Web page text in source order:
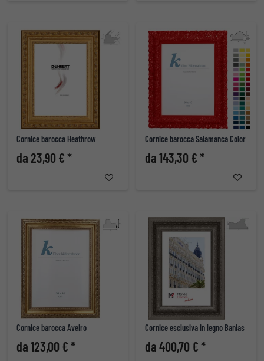
Cornice barocca Heathrow
da 23,90 € *
Cornice barocca Salamanca Color
da 143,30 € *
Cornice barocca Aveiro
da 123,00 € *
Cornice esclusiva in legno Banias
da 400,70 € *